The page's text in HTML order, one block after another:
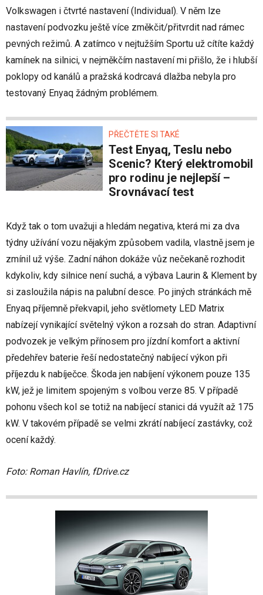
Volkswagen i čtvrté nastavení (Individual). V něm lze
nastavení podvozku ještě více změkčit/přitvrdit nad rámec
pevných režimů. A zatímco v nejtužším Sportu už cítíte každý
kamínek na silnici, v nejměkčím nastavení mi přišlo, že i hlubší
poklopy od kanálů a pražská kodrcavá dlažba nebyla pro
testovaný Enyaq žádným problémem.
PŘEČTĚTE SI TAKÉ
Test Enyaq, Teslu nebo
Scenic? Který elektromobil
pro rodinu je nejlepší –
Srovnávací test
Když tak o tom uvažuji a hledám negativa, která mi za dva
týdny užívání vozu nějakým způsobem vadila, vlastně jsem je
zmínil už výše. Zadní náhon dokáže vůz nečekaně rozhodit
kdykoliv, kdy silnice není suchá, a výbava Laurin & Klement by
si zasloužila nápis na palubní desce. Po jiných stránkách mě
Enyaq příjemně překvapil, jeho světlomety LED Matrix
nabízejí vynikající světelný výkon a rozsah do stran. Adaptivní
podvozek je velkým přínosem pro jízdní komfort a aktivní
předehřev baterie řeší nedostatečný nabíjecí výkon při
příjezdu k nabíječce. Škoda jen nabíjení výkonem pouze 135
kW, jež je limitem spojeným s volbou verze 85. V případě
pohonu všech kol se totiž na nabíjecí stanici dá využít až 175
kW. V takovém případě se velmi zkrátí nabíjecí zastávky, což
ocení každý.
Foto: Roman Havlín, fDrive.cz